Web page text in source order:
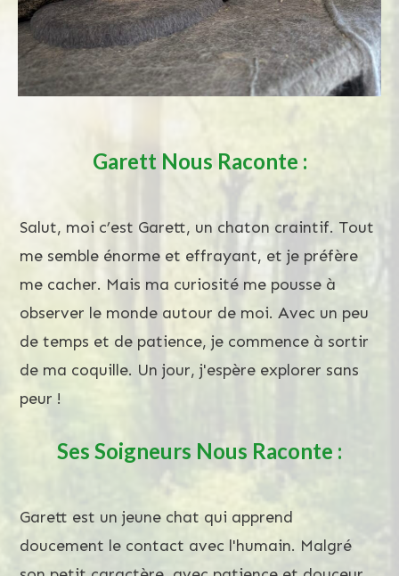
Garett Nous Raconte :
Salut, moi c’est Garett, un chaton craintif. Tout
me semble énorme et effrayant, et je préfère
me cacher. Mais ma curiosité me pousse à
observer le monde autour de moi. Avec un peu
de temps et de patience, je commence à sortir
de ma coquille. Un jour, j'espère explorer sans
peur !
Ses Soigneurs Nous Raconte :
Garett est un jeune chat qui apprend
doucement le contact avec l'humain. Malgré